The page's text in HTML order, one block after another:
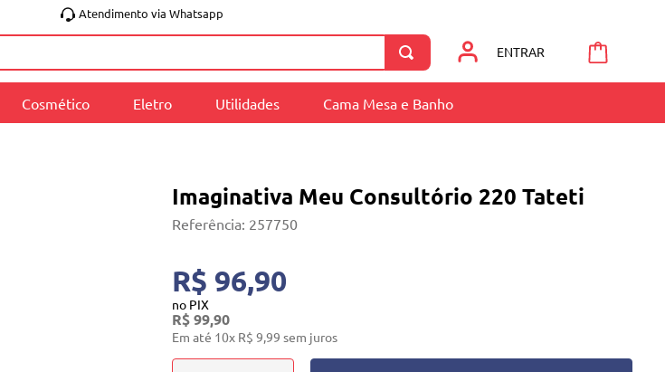
Atendimento via Whatsapp
ENTRAR
Cosmético Eletro Utilidades Cama Mesa e Banho
Imaginativa Meu Consultório 220 Tateti
Referência: 257750
R$ 96,90
no PIX
R$99,90
Em até 10x R$ 9,99 sem juros